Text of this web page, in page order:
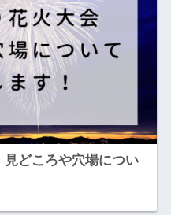
どころや穴場につい